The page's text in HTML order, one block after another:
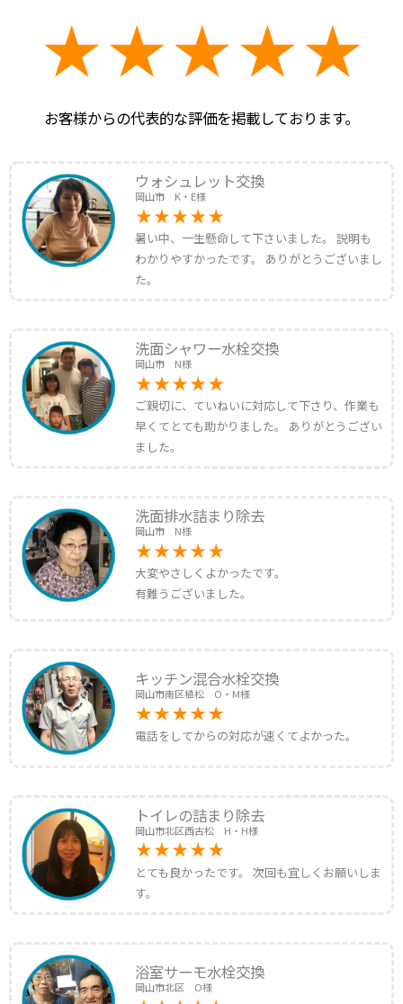
お客様からの代表的な評価を掲載しております。
ウォシュレット交換
岡山市 K・E様
暑い中、一生懸命して下さいました。 説明も
わかりやすかったです。 ありがとうございまし
た。
洗面シャワー水栓交換
岡山市 N様
ご親切に、ていねいに対応して下さり、作業も
早くてとても助かりました。 ありがとうござい
ました。
洗面排水詰まり除去
岡山市 N様
大変やさしくよかったです。
有難うございました。
キッチン混合水栓交換
岡山市南区植松 O・M様
電話をしてからの対応が速くてよかった。
トイレの詰まり除去
岡山市北区西古松 H・H様
とても良かったです。 次回も宜しくお願いしま
す。
浴室サーモ水栓交換
岡山市北区 O様